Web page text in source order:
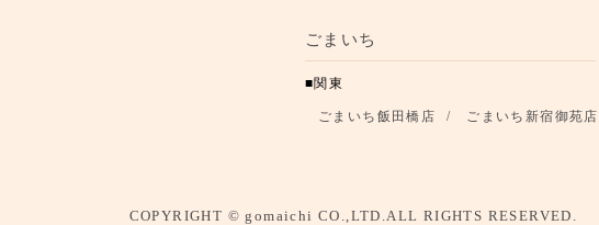
ごまいち
関東
ごまいち飯田橋店 ごまいち新宿御苑店
COPYRIGHT © gomaichi CO.,LTD.ALL RIGHTS RESERVED.